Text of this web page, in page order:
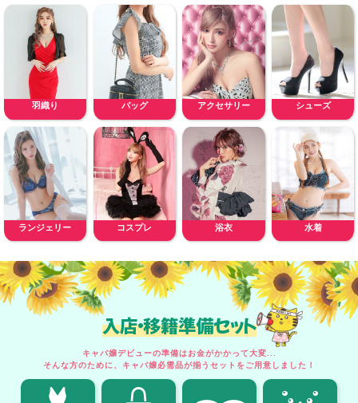
羽織り バッグ アクセサリー シューズ
ランジェリー コスプレ 浴衣 水着
入店・移籍準備セット
キャバ嬢デビューの準備はお金がかかって大変...
そんな方のために、キャバ嬢必需品が揃うセットをご用意しました！